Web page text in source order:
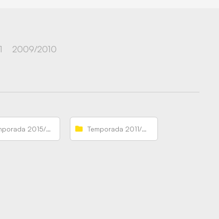
2009/2010
Temporada 2015/2016 Temporada 2011/2012